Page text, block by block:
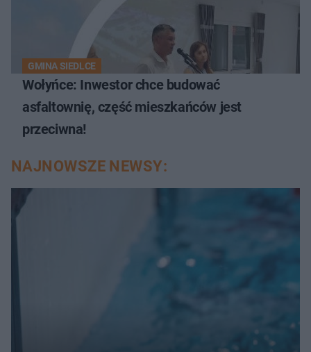
GMINA SIEDLCE
Wołyńce: Inwestor chce budować
asfaltownię, część mieszkańców jest
przeciwna!
NAJNOWSZE NEWSY: